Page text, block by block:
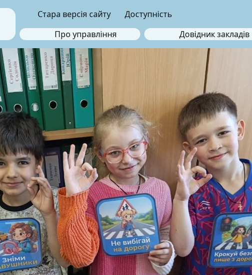
Стара версія сайту Доступність
Про управління
Довідник закладів